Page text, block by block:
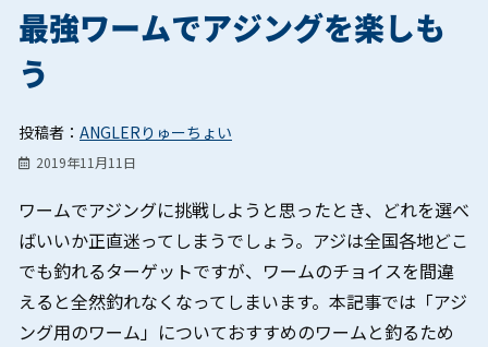
最強ワームでアジングを楽しも
う
投稿者： ANGLERりゅーちょい
2019年11月11日
ワームでアジングに挑戦しようと思ったとき、どれを選べ
ばいいか正直迷ってしまうでしょう。アジは全国各地どこ
でも釣れるターゲットですが、ワームのチョイスを間違
えると全然釣れなくなってしまいます。本記事では「アジ
ング用のワーム」についておすすめのワームと釣るため